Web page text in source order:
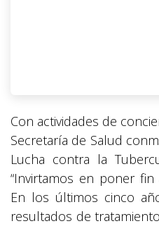
Con actividades de
Secretaría de Salud
Lucha contra la
“Invirtamos en poner fin
En los últimos cinco
resultados de